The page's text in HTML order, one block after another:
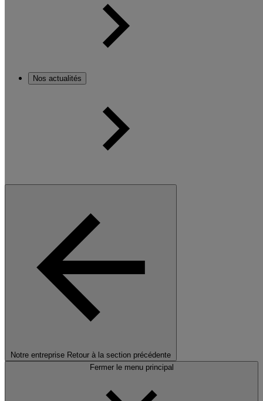
Nos actualités
Notre entreprise Retour à la section précédente
Fermer le menu principal